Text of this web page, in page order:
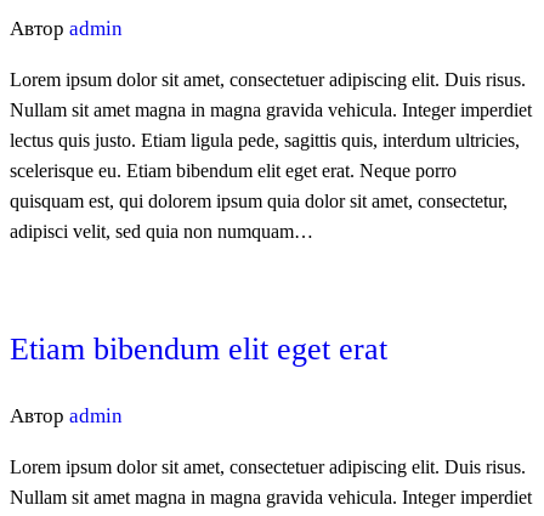
Автор admin
Lorem ipsum dolor sit amet, consectetuer adipiscing elit. Duis risus.
Nullam sit amet magna in magna gravida vehicula. Integer imperdiet
lectus quis justo. Etiam ligula pede, sagittis quis, interdum ultricies,
scelerisque eu. Etiam bibendum elit eget erat. Neque porro
quisquam est, qui dolorem ipsum quia dolor sit amet, consectetur,
adipisci velit, sed quia non numquam…
Etiam bibendum elit eget erat
Автор admin
Lorem ipsum dolor sit amet, consectetuer adipiscing elit. Duis risus.
Nullam sit amet magna in magna gravida vehicula. Integer imperdiet